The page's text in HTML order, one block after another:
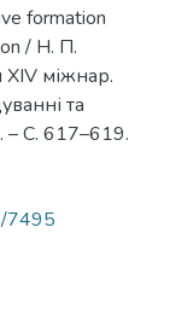
formation
/ Н. П.
ХIV міжнар.
та
– С. 617–619.
7495